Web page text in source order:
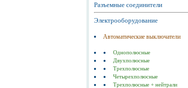
Разъемные соединители
Электрооборудование
Автоматические выключатели
Однополюсные
Двухполюсные
Трехполюсные
Четырехполюсные
Трехполюсные + нейтрали